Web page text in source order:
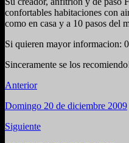
confortables habitaciones con
como en casa y a 10 pasos del
Si quieren mayor informacion:
Sinceramente se los
Anterior
Domingo 20 de diciembre 2009
Siguiente